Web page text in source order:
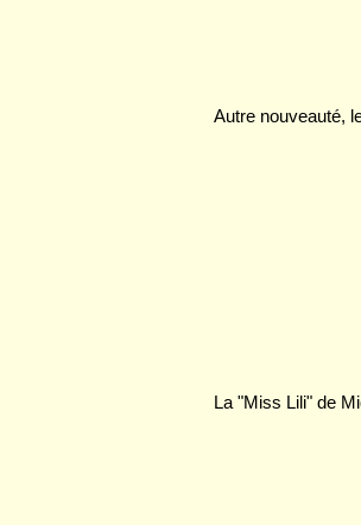
Autre nouveauté,
La "Miss Lili" de